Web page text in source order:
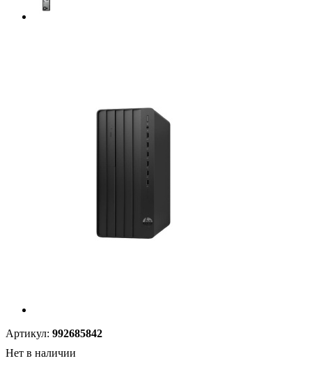
Артикул: 992685842
Нет в наличии